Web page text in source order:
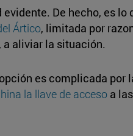
De hecho, es lo
Ártico, limitada por
aliviar la situación.
es complicada por
la llave de acceso a